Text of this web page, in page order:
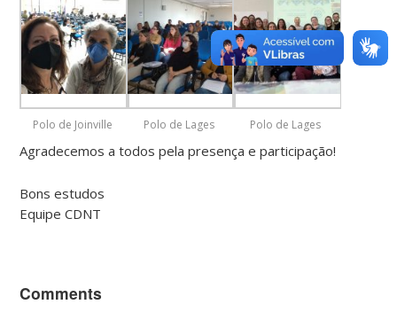
Polo de Joinville Polo de Lages Polo de Lages
Agradecemos a todos pela presença e participação!
Bons estudos
Equipe CDNT
Comments